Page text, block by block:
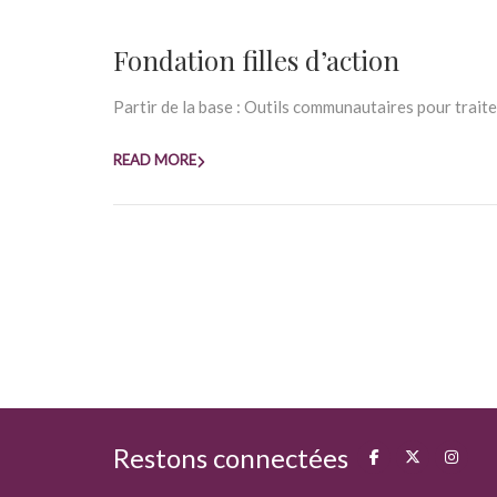
Fondation filles d’action
Partir de la base : Outils communautaires pour
READ MORE
Restons connectées